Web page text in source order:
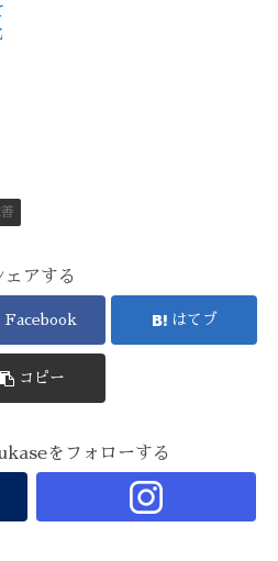
ェアする
Facebook はてブ
コピー
をフォローする